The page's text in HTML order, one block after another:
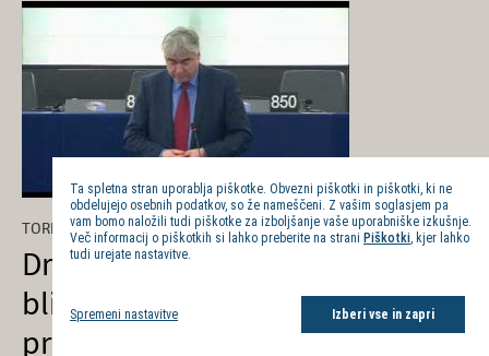
TOREK, 11. FEBRUAR 2020
Dr. Milan Zver: S Trumpovim
bližnjevzhodnim mirovnim
predlogom Izraelci dobijo
Ta spletna stran uporablja piškotke. Obvezni piškotki in piškotki, ki ne
obdelujejo osebnih podatkov, so že nameščeni. Z vašim soglasjem pa
vam bomo naložili tudi piškotke za izboljšanje vaše uporabniške izkušnje.
Več informacij o piškotkih si lahko preberite na strani Piškotki, kjer lahko
tudi urejate nastavitve.
Spremeni nastavitve Izberi vse in zapri